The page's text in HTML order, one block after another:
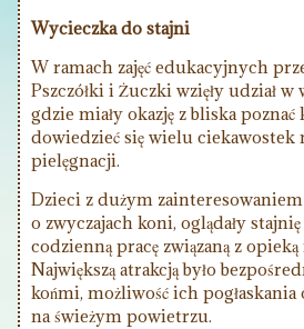
Wycieczka do stajni
W ramach zajęć edukacyjnych
Pszczółki i Żuczki wzięły udział
gdzie miały okazję z bliska poznać
dowiedzieć się wielu ciekawostek
pielęgnacji.
Dzieci z dużym zainteresowaniem
o zwyczajach koni, oglądały
codzienną pracę związaną z
Największą atrakcją było
końmi, możliwość ich pogłaskania
na świeżym powietrzu.